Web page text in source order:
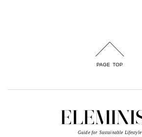
PAGE TOP
Guide for Sustainable Lifestyle